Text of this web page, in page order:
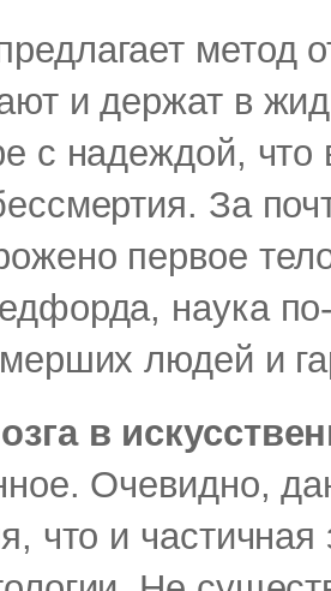
метод
и держат в
с надеждой,
За
первое
наука
людей и
в
Очевидно,
что и